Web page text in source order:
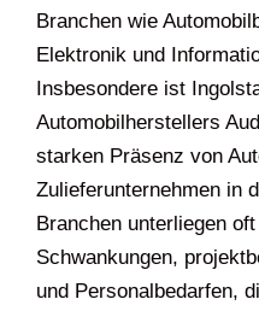
Branchen wie
Elektronik und
Insbesondere ist
Automobilherstellers
starken Präsenz von
Zulieferunternehmen in
Branchen unterliegen
Schwankungen,
und Personalbedarfen,